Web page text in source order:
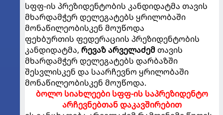
სფფ-ის პრეზიდენტობის კანდიდატმა თავის
მხარდამჭერ დელეგატებს ყრილობაში
მონაწილეობისკენ მოუწოდა
ფეხბურთის ფედერაციის პრეზიდენტობის
კანდიდატმა, რევაზ არველაძემთავის
მხარდამჭერ დელეგატებს დარბაზში
შესვლისკენ და საარჩევნო ყრილობაში
მონაწილეობისკენ მოუწოდა.
ბოლო სიახლეები სფფ-ის საპრეზიდენტო
არჩევნებთან დაკავშირებით